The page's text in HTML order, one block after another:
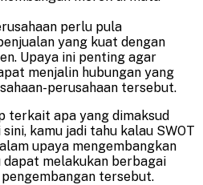
perlu pula
yang kuat dengan
Upaya ini penting agar
menjalin hubungan yang
perusahaan tersebut.
terkait apa yang dimaksud
kamu jadi tahu kalau SWOT
upaya mengembangkan
dapat melakukan berbagai
tersebut.